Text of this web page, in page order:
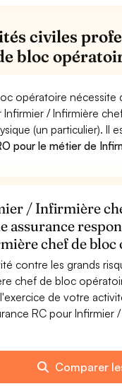
civiles
bloc
opératoire
/ Infirmière
(un particulier).
pour le métier de
/ Infirmière
assurance
chef de bloc
contre les grands
chef de bloc
de votre
RC pour
Comparer